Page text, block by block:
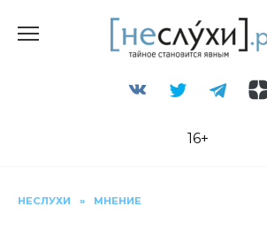
16+
НЕСЛУХИ » МНЕНИЕ